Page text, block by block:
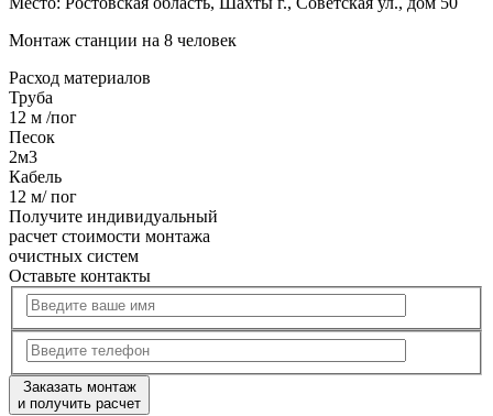
Монтаж станции на 8 человек
Расход материалов
Труба
12 м /пог
Песок
2м3
Кабель
12 м/ пог
Получите индивидуальный
расчет стоимости монтажа
очистных систем
Оставьте контакты
Заказать монтаж
и получить расчет